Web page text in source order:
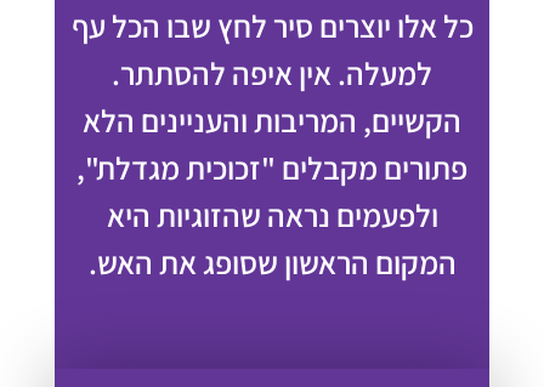
כל אלו יוצרים סיר לחץ שבו הכל עף
למעלה. אין איפה להסתתר.
הקשיים, המריבות והעניינים הלא
פתורים מקבלים "זכוכית מגדלת",
ולפעמים נראה שהזוגיות היא
המקום הראשון שסופג את האש.